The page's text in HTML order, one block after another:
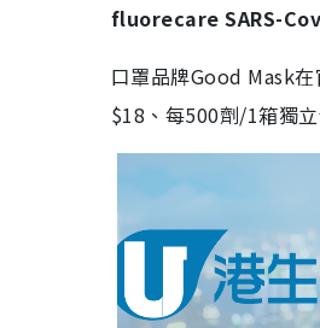
fluorecare SARS-
口罩品牌Good Mask
$18、每500劑/1箱獨